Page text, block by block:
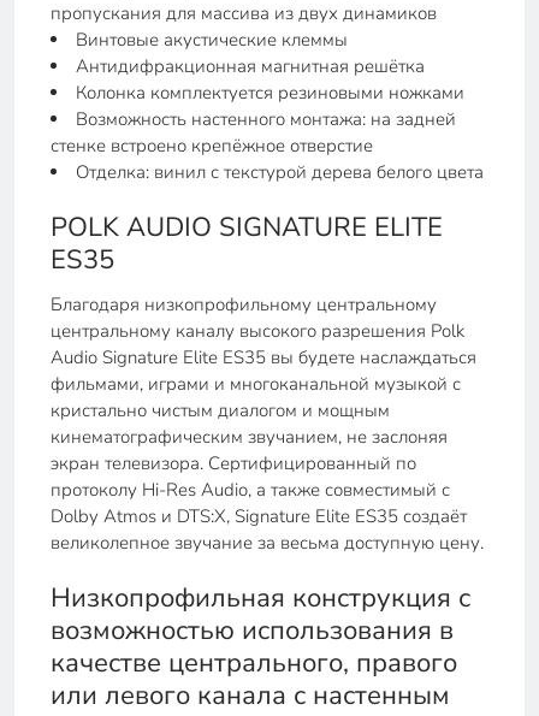
пропускания для массива из двух динамиков
Винтовые акустические клеммы
Антидифракционная магнитная решётка
Колонка комплектуется резиновыми ножками
Возможность настенного монтажа: на задней
стенке встроено крепёжное отверстие
Отделка: винил с текстурой дерева белого цвета
POLK AUDIO SIGNATURE ELITE
ES35
Благодаря низкопрофильному центральному
центральному каналу высокого разрешения Polk
Audio Signature Elite ES35 вы будете наслаждаться
фильмами, играми и многоканальной музыкой с
кристально чистым диалогом и мощным
кинематографическим звучанием, не заслоняя
экран телевизора. Сертифицированный по
протоколу Hi-Res Audio, а также совместимый с
Dolby Atmos и DTS:X, Signature Elite ES35 создаёт
великолепное звучание за весьма доступную цену.
Низкопрофильная конструкция с
возможностью использования в
качестве центрального, правого
или левого канала с настенным